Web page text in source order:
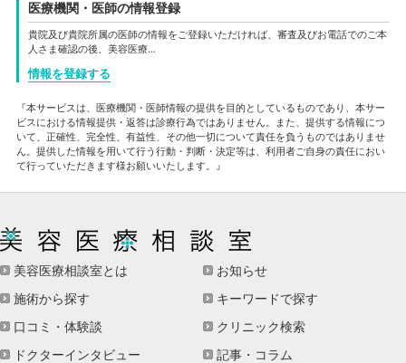
医療機関・医師の情報登録
貴院及び貴院所属の医師の情報をご登録いただければ、審査及びお電話でのご本
人さま確認の後、美容医療…
情報を登録する
『本サービスは、医療機関・医師情報の提供を目的としているものであり、本サー
ビスにおける情報提供・返答は診療行為ではありません。また、提供する情報につ
いて、正確性、完全性、有益性、その他一切について責任を負うものではありませ
ん。提供した情報を用いて行う行動・判断・決定等は、利用者ご自身の責任におい
て行っていただきます様お願いいたします。』
美容医療相談室とは
お知らせ
施術から探す
キーワードで探す
口コミ・体験談
クリニック検索
ドクターインタビュー
記事・コラム